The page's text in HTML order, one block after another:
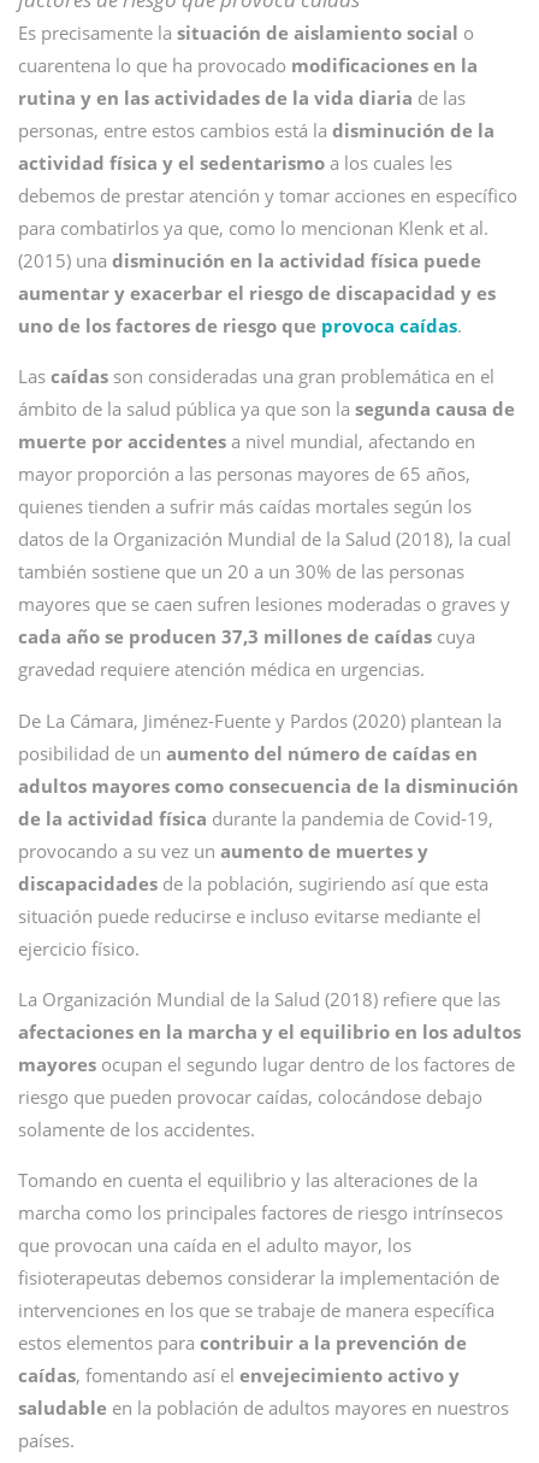
Es precisamente la situación de aislamiento social o
cuarentena lo que ha provocado modificaciones en la
rutina y en las actividades de la vida diaria de las
personas, entre estos cambios está la disminución de la
actividad física y el sedentarismo a los cuales les
debemos de prestar atención y tomar acciones en específico
para combatirlos ya que, como lo mencionan Klenk et al.
(2015) una disminución en la actividad física puede
aumentar y exacerbar el riesgo de discapacidad y es
uno de los factores de riesgo que provoca caídas.
Las caídas son consideradas una gran problemática en el
ámbito de la salud pública ya que son la segunda causa de
muerte por accidentes a nivel mundial, afectando en
mayor proporción a las personas mayores de 65 años,
quienes tienden a sufrir más caídas mortales según los
datos de la Organización Mundial de la Salud (2018), la cual
también sostiene que un 20 a un 30% de las personas
mayores que se caen sufren lesiones moderadas o graves y
cada año se producen 37,3 millones de caídas cuya
gravedad requiere atención médica en urgencias.
De La Cámara, Jiménez-Fuente y Pardos (2020) plantean la
posibilidad de un aumento del número de caídas en
adultos mayores como consecuencia de la disminución
de la actividad física durante la pandemia de Covid-19,
provocando a su vez un aumento de muertes y
discapacidades de la población, sugiriendo así que esta
situación puede reducirse e incluso evitarse mediante el
ejercicio físico.
La Organización Mundial de la Salud (2018) refiere que las
afectaciones en la marcha y el equilibrio en los adultos
mayores ocupan el segundo lugar dentro de los factores de
riesgo que pueden provocar caídas, colocándose debajo
solamente de los accidentes.
Tomando en cuenta el equilibrio y las alteraciones de la
marcha como los principales factores de riesgo intrínsecos
que provocan una caída en el adulto mayor, los
fisioterapeutas debemos considerar la implementación de
intervenciones en los que se trabaje de manera específica
estos elementos para contribuir a la prevención de
caídas, fomentando así el envejecimiento activo y
saludable en la población de adultos mayores en nuestros
países.